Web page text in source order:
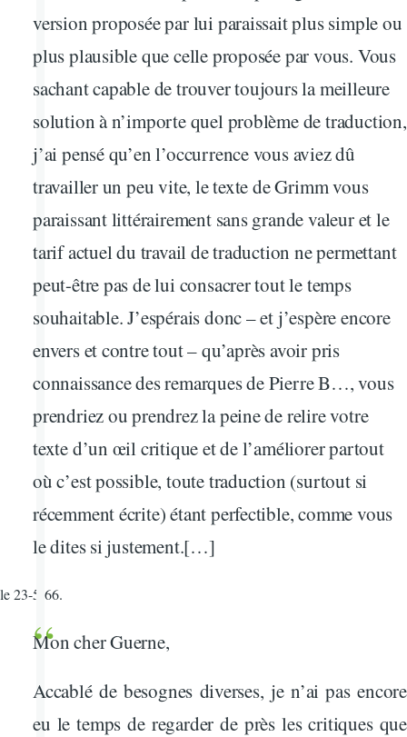
version proposée par lui paraissait plus simple ou
plus plausible que celle proposée par vous. Vous
sachant capable de trouver toujours la meilleure
solution à n’importe quel problème de traduction,
j’ai pensé qu’en l’occurrence vous aviez dû
travailler un peu vite, le texte de Grimm vous
paraissant littérairement sans grande valeur et le
tarif actuel du travail de traduction ne permettant
peut-être pas de lui consacrer tout le temps
souhaitable. J’espérais donc – et j’espère encore
envers et contre tout – qu’après avoir pris
connaissance des remarques de Pierre B…, vous
prendriez ou prendrez la peine de relire votre
texte d’un œil critique et de l’améliorer partout
où c’est possible, toute traduction (surtout si
récemment écrite) étant perfectible, comme vous
le dites si justement.[…]
le 23-5-66.
Mon cher Guerne,
Accablé de besognes diverses, je n’ai pas encore
eu le temps de regarder de près les critiques que